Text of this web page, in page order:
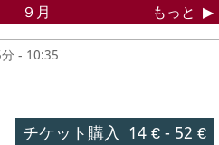
９月 もっと
- 10:35
チケット購入 14 €- 52 €